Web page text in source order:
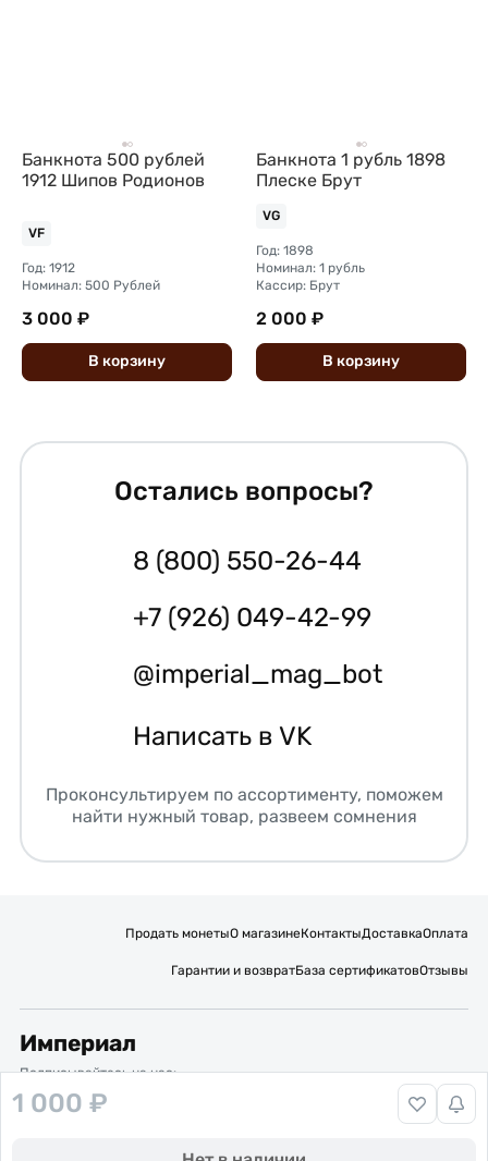
1 000 ₽
Банкнота 500 рублей
1912 Шипов Родионов
VF
Год: 1912
Номинал: 500 Рублей
3 000 ₽
В корзину
Банкнота 1 рубль 1898
Плеске Брут
VG
Год: 1898
Номинал: 1 рубль
Кассир: Брут
2 000 ₽
В корзину
Остались вопросы?
8 (800) 550-26-44
+7 (926) 049-42-99
@imperial_mag_bot
Написать в VK
Проконсультируем по ассортименту, поможем
найти нужный товар, развеем сомнения
Продать монетыО магазинеКонтактыДоставкаОплата
Гарантии и возвратБаза сертификатовОтзывы
Империал
Подписывайтесь на нас:
Вакансии